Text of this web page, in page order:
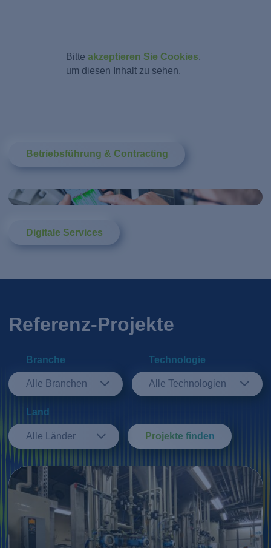
Bitte akzeptieren Sie Cookies,
um diesen Inhalt zu sehen.
Betriebsführung & Contracting
Digitale Services
Referenz-Projekte
Branche
Alle Branchen
Technologie
Alle Technologien
Land
Alle Länder Projekte finden